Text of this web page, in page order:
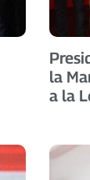
la
a la